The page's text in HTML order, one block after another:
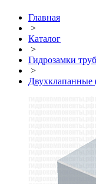
Главная
>
Каталог
>
Гидрозамки
>
Двухклапанные